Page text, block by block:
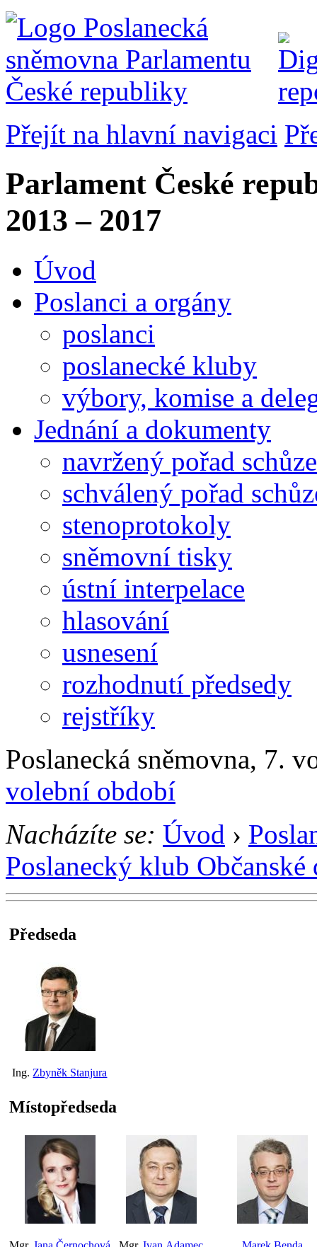
Přejít na hlavní navigaci
Parlament České
2013 – 2017
Úvod
Poslanci a orgány
poslanci
poslanecké kluby
výbory, komise a
Jednání a dokumenty
navržený pořad schůze
schválený pořad
stenoprotokoly
sněmovní tisky
ústní interpelace
hlasování
usnesení
rozhodnutí předsedy
rejstříky
Poslanecká sněmovna, 7.
volební období
Nacházíte se: Úvod ›
Poslanecký klub
Předseda
Ing. Zbyněk Stanjura
Místopředseda